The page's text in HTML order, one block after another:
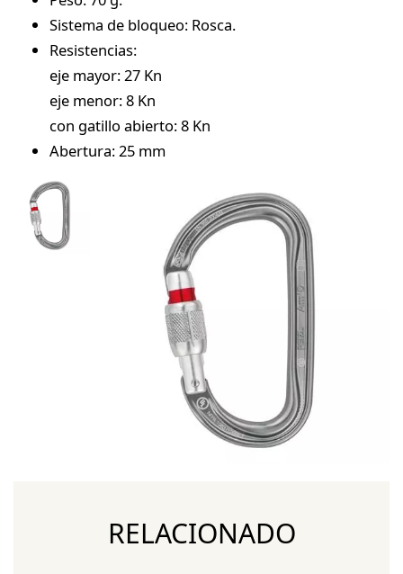
Sistema de bloqueo: Rosca.
Resistencias:
eje mayor: 27 Kn
eje menor: 8 Kn
con gatillo abierto: 8 Kn
Abertura: 25 mm
RELACIONADO